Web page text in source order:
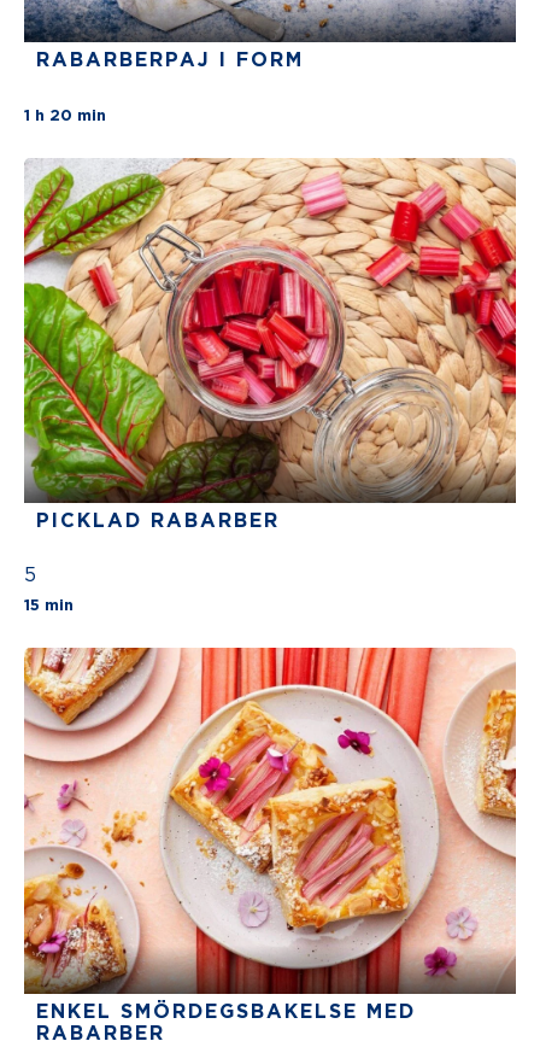
RABARBERPAJ I FORM
1 h 20 min
PICKLAD RABARBER
5
15 min
ENKEL SMÖRDEGSBAKELSE MED
RABARBER